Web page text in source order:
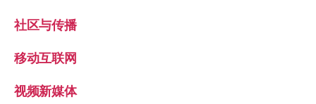
社区与传播
移动互联网
视频新媒体